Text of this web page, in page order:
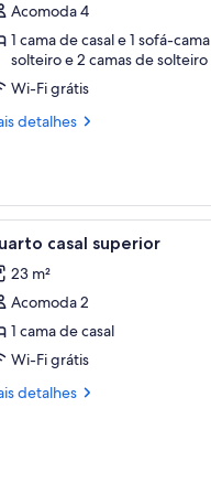
Acomoda 4
1 cama de casal e 1 sofá-
solteiro e 2 camas de solteiro
Wi-Fi grátis
detalhes
duas mesas de cabeceira,
6 casal superior
23 m²
Acomoda 2
1 cama de casal
Wi-Fi grátis
detalhes